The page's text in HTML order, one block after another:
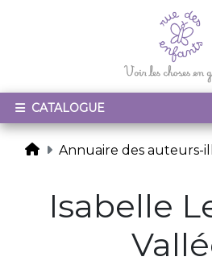
CATALOGUE
Annuaire des auteurs-
Isabelle